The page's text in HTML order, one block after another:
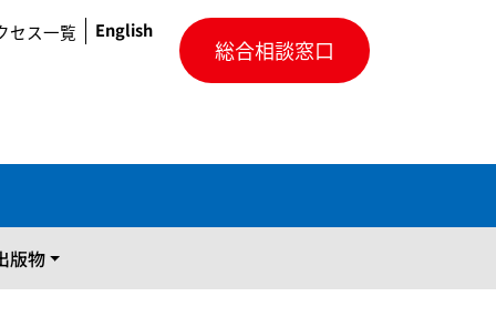
セス一覧 English
総合相談窓口
版物